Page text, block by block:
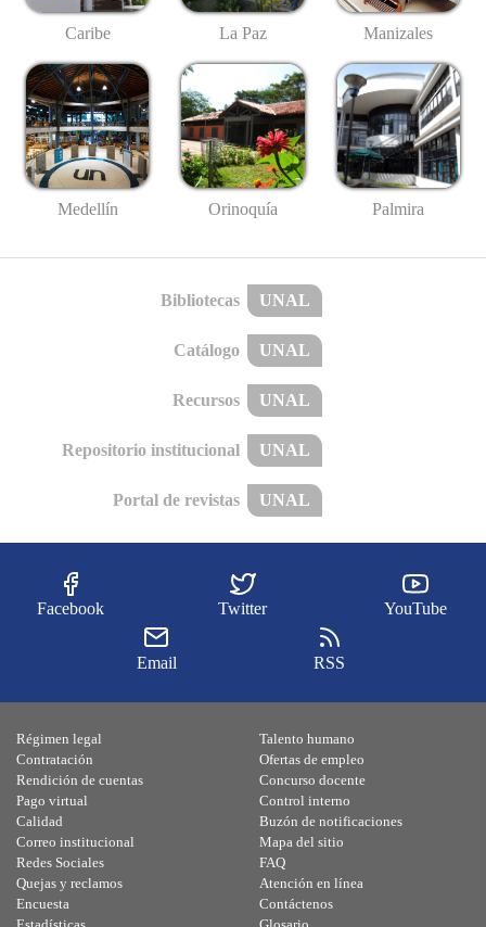
Caribe La Paz Manizales
Medellín Orinoquía Palmira
Bibliotecas UNAL
Catálogo UNAL
Recursos UNAL
Repositorio institucional UNAL
Portal de revistas UNAL
Facebook Twitter YouTube
Email RSS
Régimen legal
Contratación
Rendición de cuentas
Pago virtual
Calidad
Talento humano
Ofertas de empleo
Concurso docente
Control interno
Buzón de notificaciones
Correo institucional
Redes Sociales
Quejas y reclamos
Encuesta
Mapa del sitio
FAQ
Atención en línea
Contáctenos